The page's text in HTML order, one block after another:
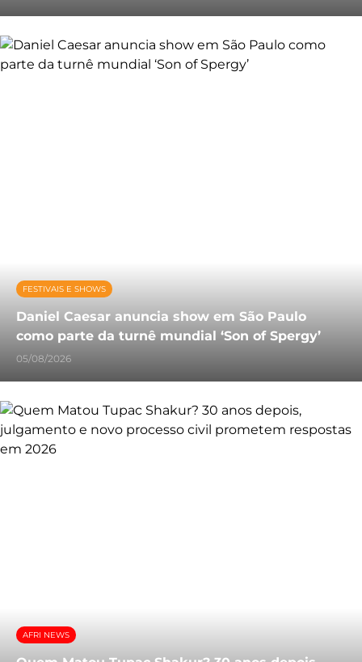
FESTIVAIS E SHOWS
Daniel Caesar anuncia show em São Paulo
como parte da turnê mundial ‘Son of Spergy’
05/08/2026
AFRI NEWS